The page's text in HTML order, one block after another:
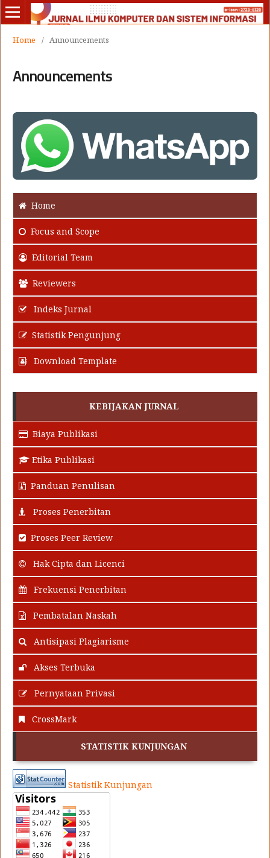
Home / Announcements
Announcements
Home
Focus and Scope
Editorial Team
Reviewers
Indeks Jurnal
Statistik Pengunjung
Download Template
KEBIJAKAN JURNAL
Biaya Publikasi
Etika Publikasi
Panduan Penulisan
Proses Penerbitan
Proses Peer Review
Hak Cipta dan Licenci
Frekuensi Penerbitan
Pembatalan Naskah
Antisipasi Plagiarisme
Akses Terbuka
Pernyataan Privasi
CrossMark
STATISTIK KUNJUNGAN
Statistik Kunjungan